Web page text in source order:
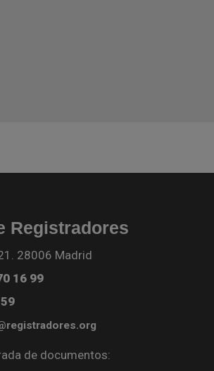
Registradores
28006 Madrid
16 99
de documentos: